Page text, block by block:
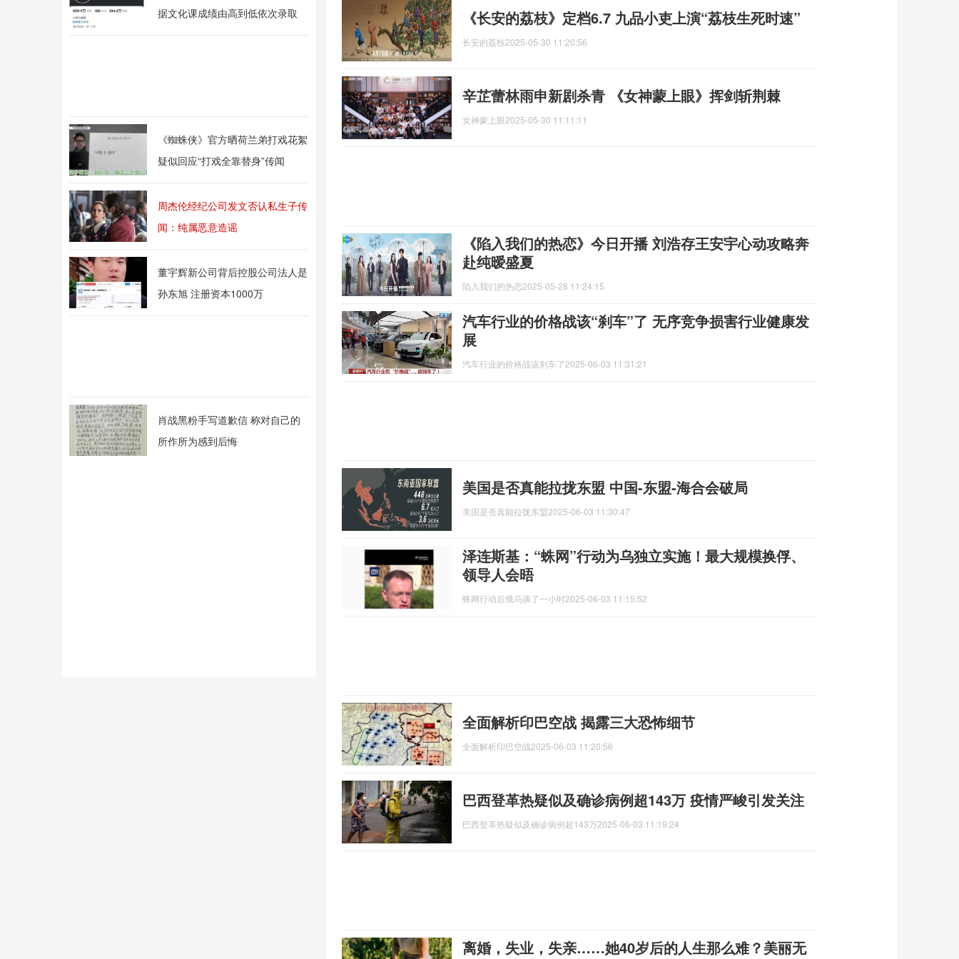
据文化课成绩由高到低依次录取
《蜘蛛侠》官方晒荷兰弟打戏花絮
疑似回应“打戏全靠替身”传闻
周杰伦经纪公司发文否认私生子传
闻：纯属恶意造谣
董宇辉新公司背后控股公司法人是
孙东旭 注册资本1000万
肖战黑粉手写道歉信 称对自己的
所作所为感到后悔
《长安的荔枝》定档6.7 九品小吏上演“荔枝生死时速”
长安的荔枝2025-05-30 11:20:56
辛芷蕾林雨申新剧杀青 《女神蒙上眼》挥剑斩荆棘
女神蒙上眼2025-05-30 11:11:11
《陷入我们的热恋》今日开播 刘浩存王安宇心动攻略奔
赴纯暧盛夏
陷入我们的热恋2025-05-28 11:24:15
汽车行业的价格战该“刹车”了 无序竞争损害行业健康发
展
汽车行业的价格战该刹车了2025-06-03 11:31:21
美国是否真能拉拢东盟 中国-东盟-海合会破局
美国是否真能拉拢东盟2025-06-03 11:30:47
泽连斯基：“蛛网”行动为乌独立实施！最大规模换俘、
领导人会晤
蛛网行动后俄乌谈了一小时2025-06-03 11:15:52
全面解析印巴空战 揭露三大恐怖细节
全面解析印巴空战2025-06-03 11:20:56
巴西登革热疑似及确诊病例超143万 疫情严峻引发关注
巴西登革热疑似及确诊病例超143万2025-06-03 11:19:24
离婚，失业，失亲……她40岁后的人生那么难？美丽无